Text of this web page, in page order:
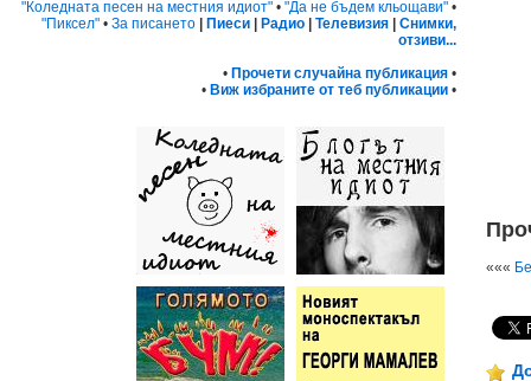
«««
"Коледната песен на местния идиот" • "Да не бъдем кльощави" •
"Пиксел" • За писането Пиеси Радио Телевизия
Снимки,
отзиви...
• Прочети случайна публикация •
• Виж избраните от теб публикации •